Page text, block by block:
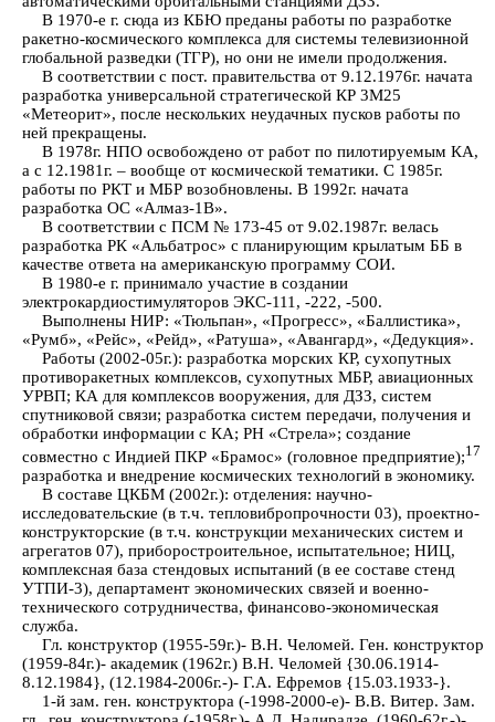
В 1970-е г. сюда из КБЮ преданы работы по разработке
ракетно-космического комплекса для системы телевизионной
глобальной разведки (ТГР), но они не имели продолжения.
В соответствии с пост. правительства от 9.12.1976г. начата
разработка универсальной стратегической КР 3М25
«Метеорит», после нескольких неудачных пусков работы по
ней прекращены.
В 1978г. НПО освобождено от работ по пилотируемым КА,
а с 12.1981г. – вообще от космической тематики. С 1985г.
работы по РКТ и МБР возобновлены. В 1992г. начата
разработка ОС «Алмаз-1В».
В соответствии с ПСМ № 173-45 от 9.02.1987г. велась
разработка РК «Альбатрос» с планирующим крылатым ББ в
качестве ответа на американскую программу СОИ.
В 1980-е г. принимало участие в создании
электрокардиостимуляторов ЭКС-111, -222, -500.
Выполнены НИР: «Тюльпан», «Прогресс», «Баллистика»,
«Румб», «Рейс», «Рейд», «Ратуша», «Авангард», «Дедукция».
Работы (2002-05г.): разработка морских КР, сухопутных
противоракетных комплексов, сухопутных МБР, авиационных
УРВП; КА для комплексов вооружения, для ДЗЗ, систем
спутниковой связи; разработка систем передачи, получения и
обработки информации с КА; РН «Стрела»; создание
совместно с Индией ПКР «Брамос» (головное предприятие);17
разработка и внедрение космических технологий в экономику.
В составе ЦКБМ (2002г.): отделения: научно-
исследовательские (в т.ч. тепловибропрочности 03), проектно-
конструкторские (в т.ч. конструкции механических систем и
агрегатов 07), приборостроительное, испытательное; НИЦ,
комплексная база стендовых испытаний (в ее составе стенд
УТПИ-3), департамент экономических связей и военно-
технического сотрудничества, финансово-экономическая
служба.
Гл. конструктор (1955-59г.)- В.Н. Челомей. Ген. конструктор
(1959-84г.)- академик (1962г.) В.Н. Челомей {30.06.1914-
8.12.1984}, (12.1984-2006г.-)- Г.А. Ефремов {15.03.1933-}.
1-й зам. ген. конструктора (-1998-2000-е)- В.В. Витер. Зам.